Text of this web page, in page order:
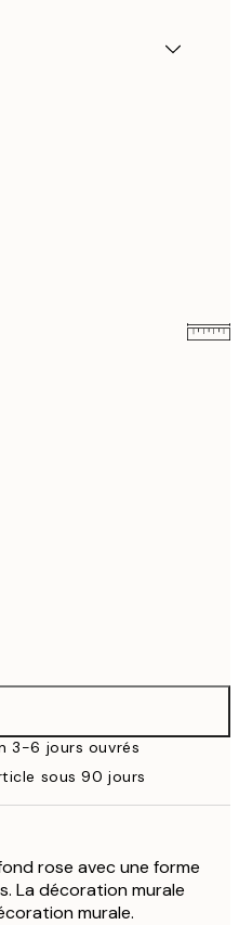
3-6 jours ouvrés
sous 90 jours
rose avec une forme
La décoration murale
murale.